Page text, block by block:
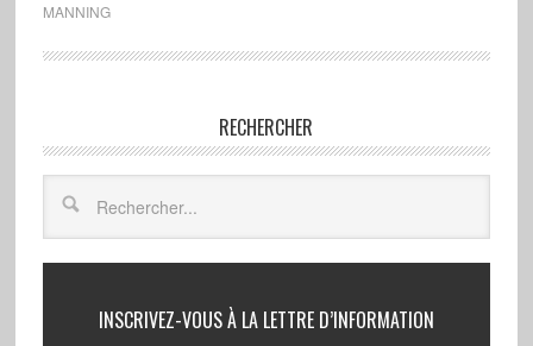
MANNING
RECHERCHER
INSCRIVEZ-VOUS À LA LETTRE D’INFORMATION